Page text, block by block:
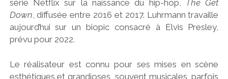
série Netflix sur la naissance du hip-hop, The Get
Down , diffusée entre 2016 et 2017. Luhrmann travaille
aujourd’hui sur un biopic consacré à Elvis Presley,
prévu pour 2022.
Le réalisateur est connu pour ses mises en scène
esthétiques et grandioses, souvent musicales, parfois